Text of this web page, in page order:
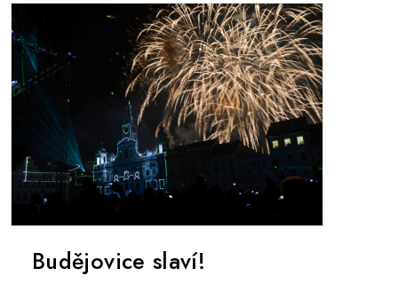
Budějovice slaví!